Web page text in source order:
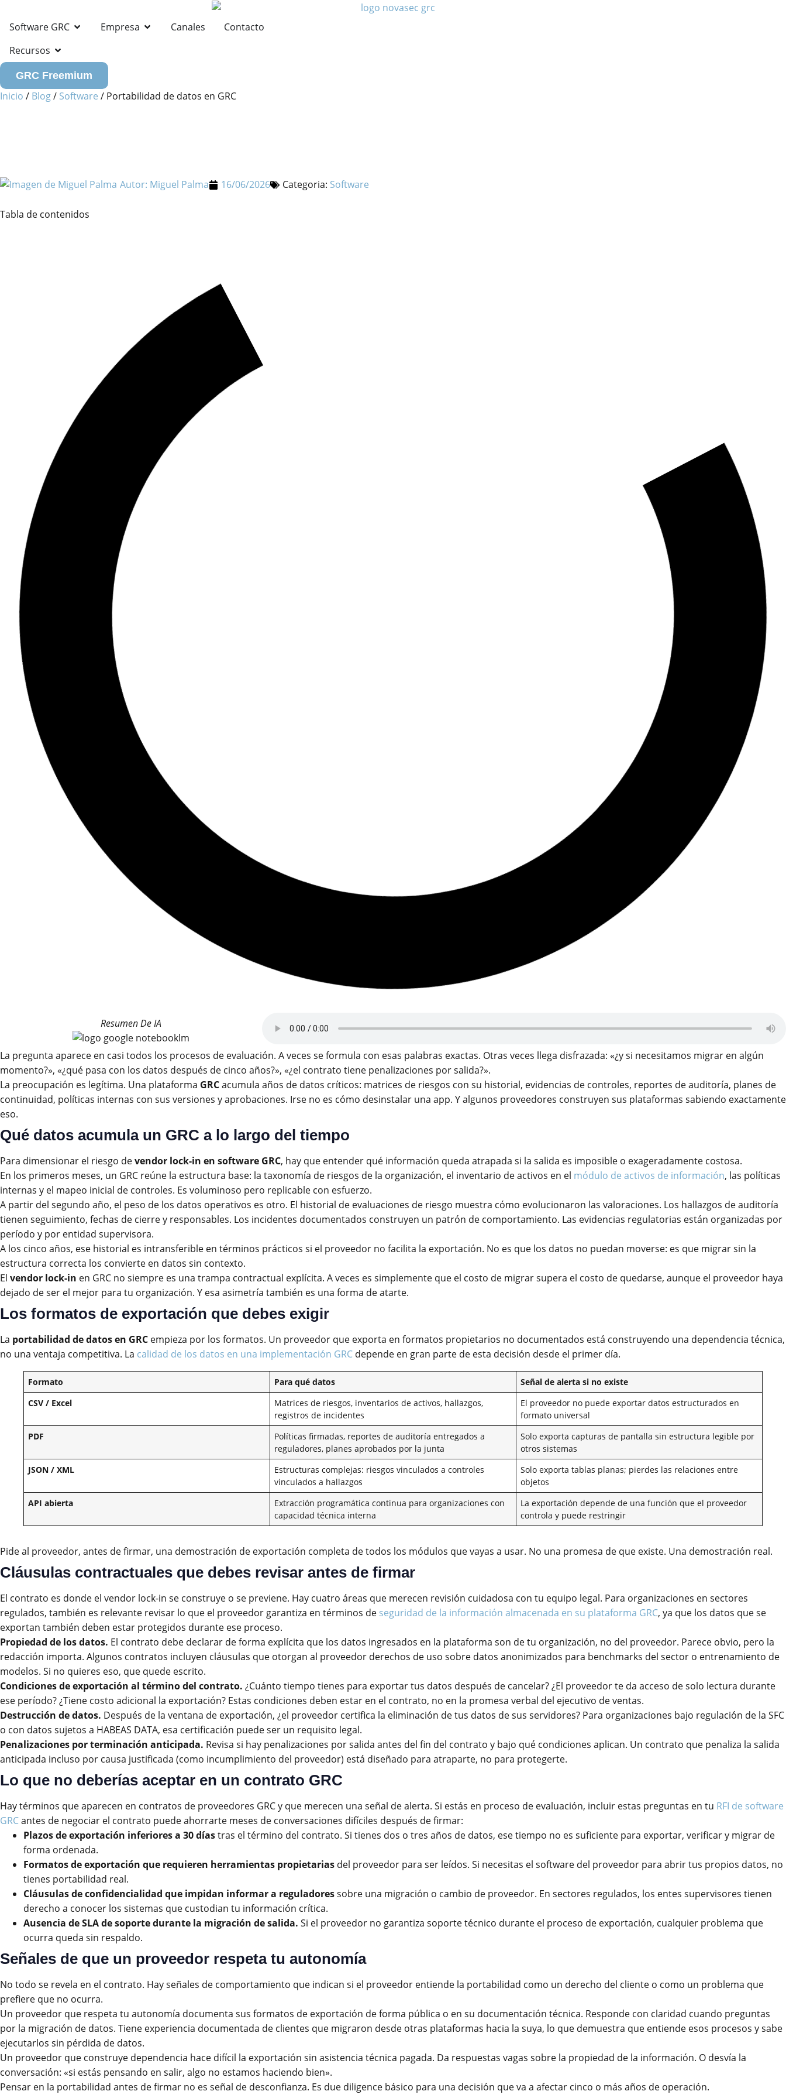
Software GRC Empresa Canales
Contacto
Recursos
GRC Freemium
Inicio / Blog/ Software / Portabilidad de datos en GRC
Autor: Miguel Palma 16/06/2026 Categoria: Software
Tabla de contenidos
Resumen De IA
La pregunta aparece en casi todos los procesos de evaluación. A veces se formula con esas palabras exactas. Otras veces llega disfrazada: «¿y si necesitamos migrar en algún
momento?», «¿qué pasa con los datos después de cinco años?», «¿el contrato tiene penalizaciones por salida?».
La preocupación es legítima. Una plataforma GRCacumula años de datos críticos: matrices de riesgos con su historial, evidencias de controles, reportes de auditoría, planes de
continuidad, políticas internas con sus versiones y aprobaciones. Irse no es cómo desinstalar una app. Y algunos proveedores construyen sus plataformas sabiendo exactamente
eso.
Qué datos acumula un GRC a lo largo del tiempo
Para dimensionar el riesgo devendor lock-in en software GRC, hay que entender qué información queda atrapada si la salida es imposible o exageradamente costosa.
En los primeros meses, un GRC reúne la estructura base: la taxonomía de riesgos de la organización, el inventario de activos en el módulo de activos de información, las políticas
internas y el mapeo inicial de controles. Es voluminoso pero replicable con esfuerzo.
A partir del segundo año, el peso de los datos operativos es otro. El historial de evaluaciones de riesgo muestra cómo evolucionaron las valoraciones. Los hallazgos de auditoría
tienen seguimiento, fechas de cierre y responsables. Los incidentes documentados construyen un patrón de comportamiento. Las evidencias regulatorias están organizadas por
período y por entidad supervisora.
A los cinco años, ese historial es intransferible en términos prácticos si el proveedor no facilita la exportación. No es que los datos no puedan moverse: es que migrar sin la
estructura correcta los convierte en datos sin contexto.
El vendor lock-in en GRC no siempre es una trampa contractual explícita. A veces es simplemente que el costo de migrar supera el costo de quedarse, aunque el proveedor haya
dejado de ser el mejor para tu organización. Y esa asimetría también es una forma de atarte.
Los formatos de exportación que debes exigir
La portabilidad de datos en GRC empieza por los formatos. Un proveedor que exporta en formatos propietarios no documentados está construyendo una dependencia técnica,
no una ventaja competitiva. La calidad de los datos en una implementación GRC depende en gran parte de esta decisión desde el primer día.
Formato Para qué datos
Señal de alerta si no existe
CSV / Excel
Matrices de riesgos, inventarios de activos, hallazgos,
registros de incidentes
El proveedor no puede exportar datos estructurados en
formato universal
PDF
Políticas firmadas, reportes de auditoría entregados a
reguladores, planes aprobados por la junta
Solo exporta capturas de pantalla sin estructura legible por
otros sistemas
JSON / XML
Estructuras complejas: riesgos vinculados a controles
vinculados a hallazgos
Solo exporta tablas planas; pierdes las relaciones entre
objetos
API abierta
Extracción programática continua para organizaciones con
capacidad técnica interna
La exportación depende de una función que el proveedor
controla y puede restringir
Pide al proveedor, antes de firmar, una demostración de exportación completa de todos los módulos que vayas a usar. No una promesa de que existe. Una demostración real.
Cláusulas contractuales que debes revisar antes de firmar
El contrato es donde el vendor lock-in se construye o se previene. Hay cuatro áreas que merecen revisión cuidadosa con tu equipo legal. Para organizaciones en sectores
regulados, también es relevante revisar lo que el proveedor garantiza en términos de seguridad de la información almacenada en su plataforma GRC, ya que los datos que se
exportan también deben estar protegidos durante ese proceso.
Propiedad de los datos. El contrato debe declarar de forma explícita que los datos ingresados en la plataforma son de tu organización, no del proveedor. Parece obvio, pero la
redacción importa. Algunos contratos incluyen cláusulas que otorgan al proveedor derechos de uso sobre datos anonimizados para benchmarks del sector o entrenamiento de
modelos. Si no quieres eso, que quede escrito.
Condiciones de exportación al término del contrato. ¿Cuánto tiempo tienes para exportar tus datos después de cancelar? ¿El proveedor te da acceso de solo lectura durante
ese período? ¿Tiene costo adicional la exportación? Estas condiciones deben estar en el contrato, no en la promesa verbal del ejecutivo de ventas.
Destrucción de datos. Después de la ventana de exportación, ¿el proveedor certifica la eliminación de tus datos de sus servidores? Para organizaciones bajo regulación de la SFC
o con datos sujetos a HABEAS DATA, esa certificación puede ser un requisito legal.
Penalizaciones por terminación anticipada. Revisa si hay penalizaciones por salida antes del fin del contrato y bajo qué condiciones aplican. Un contrato que penaliza la salida
anticipada incluso por causa justificada (como incumplimiento del proveedor) está diseñado para atraparte, no para protegerte.
Lo que no deberías aceptar en un contrato GRC
Hay términos que aparecen en contratos de proveedores GRC y que merecen una señal de alerta. Si estás en proceso de evaluación, incluir estas preguntas en tu RFI de software
GRCantes de negociar el contrato puede ahorrarte meses de conversaciones difíciles después de firmar:
Plazos de exportación inferiores a 30 díastras el término del contrato. Si tienes dos o tres años de datos, ese tiempo no es suficiente para exportar, verificar y migrar de
forma ordenada.
Formatos de exportación que requieren herramientas propietarias del proveedor para ser leídos. Si necesitas el software del proveedor para abrir tus propios datos, no
tienes portabilidad real.
Cláusulas de confidencialidad que impidan informar a reguladoressobre una migración o cambio de proveedor. En sectores regulados, los entes supervisores tienen
derecho a conocer los sistemas que custodian tu información crítica.
Ausencia de SLA de soporte durante la migración de salida. Si el proveedor no garantiza soporte técnico durante el proceso de exportación, cualquier problema que
ocurra queda sin respaldo.
Señales de que un proveedor respeta tu autonomía
No todo se revela en el contrato. Hay señales de comportamiento que indican si el proveedor entiende la portabilidad como un derecho del cliente o como un problema que
prefiere que no ocurra.
Un proveedor que respeta tu autonomía documenta sus formatos de exportación de forma pública o en su documentación técnica. Responde con claridad cuando preguntas
por la migración de datos. Tiene experiencia documentada de clientes que migraron desde otras plataformas hacia la suya, lo que demuestra que entiende esos procesos y sabe
ejecutarlos sin pérdida de datos.
Un proveedor que construye dependencia hace difícil la exportación sin asistencia técnica pagada. Da respuestas vagas sobre la propiedad de la información. O desvía la
conversación: «si estás pensando en salir, algo no estamos haciendo bien».
Pensar en la portabilidad antes de firmar no es señal de desconfianza. Es due diligence básico para una decisión que va a afectar cinco o más años de operación.